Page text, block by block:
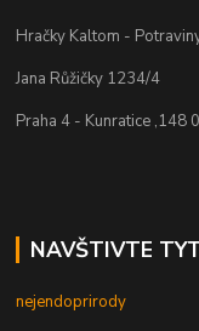
Hračky Kaltom -
Jana Růžičky 1234/4
Praha 4 - Kunratice ,148
NAVŠTIVTE
nejendoprirody